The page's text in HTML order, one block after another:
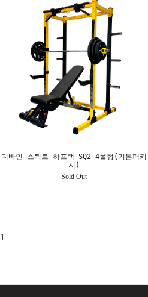
디바인 스쿼트 하프랙 SQ2 4폴형(기본패키
지)
Sold Out
1